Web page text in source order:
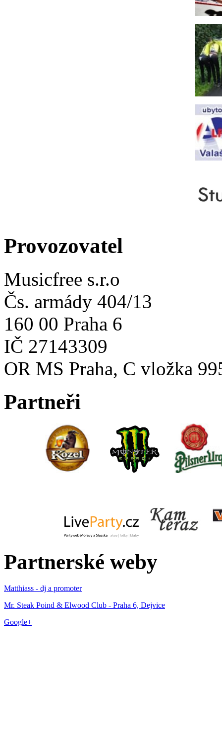
Provozovatel
Musicfree s.r.o
Čs. armády 404/13
160 00 Praha 6
IČ 27143309
OR MS Praha, C vložka
Partneři
Partnerské weby
Matthiass - dj a promoter
Mr. Steak Poind & Elwood Club - Praha 6, Dejvice
Google+